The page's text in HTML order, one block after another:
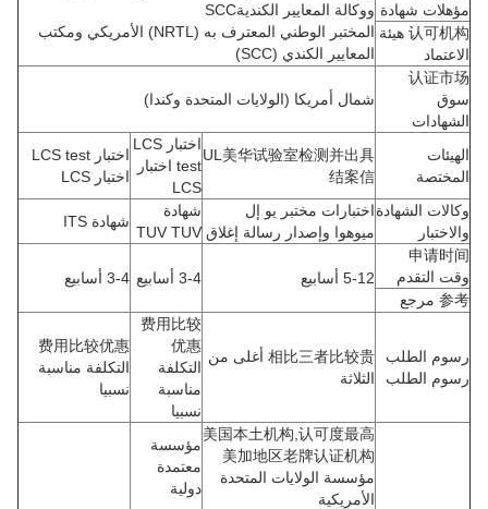
مؤهلات شهادة ووكالة المعايير الكنديةSCC
المختبر الوطني المعترف به (NRTL) الأمريكي ومكتب
المعايير الكندي (SCC)
认可机构 هيئة
الاعتماد
认证市场
سوق
الشهادات
شمال أمريكا (الولايات المتحدة وكندا)
الهيئات
المختصة
UL美华试验室检测并出具
结案信
اختبار LCS
test اختبار
LCS
اختبار LCS test
اختبار LCS
وكالات الشهادة
والاختبار
اختبارات مختبر يو إل
ميوهوا وإصدار رسالة إغلاق
شهادة
TUV TUV
شهادة ITS
申请时间
وقت التقدم
5-12 أسابيع 3-4 أسابيع
3-4 أسابيع
参考 مرجع
رسوم الطلب
رسوم الطلب
相比三者比较贵 أغلى من
الثلاثة
费用比较
优惠
التكلفة
مناسبة
نسبيا
费用比较优惠
التكلفة مناسبة
نسبيا
美国本土机构,认可度最高
美加地区老牌认证机构
مؤسسة الولايات المتحدة
الأمريكية
مؤسسة
معتمدة
دولية